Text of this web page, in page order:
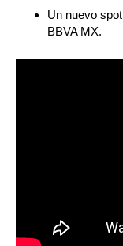
Un nuevo
BBVA MX.